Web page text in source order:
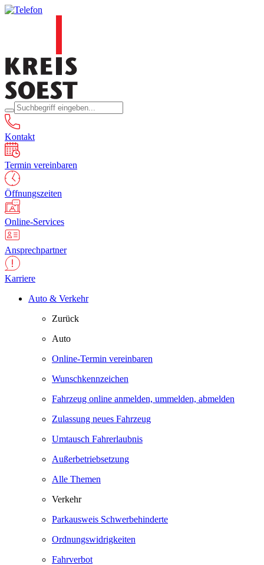
Kontakt
Termin vereinbaren
Öffnungszeiten
Online-Services
Ansprechpartner
Karriere
Auto & Verkehr
Zurück
Auto
Online-Termin vereinbaren
Wunschkennzeichen
Fahrzeug online anmelden, ummelden, abmelden
Zulassung neues Fahrzeug
Umtausch Fahrerlaubnis
Außerbetriebsetzung
Alle Themen
Verkehr
Parkausweis Schwerbehinderte
Ordnungswidrigkeiten
Fahrverbot